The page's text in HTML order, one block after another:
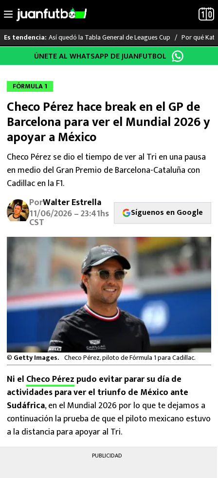
al
Es tendencia: Así quedó la Tabla General de Leagues Cup Por qué
LO ÚLTIMO
LIGA MX
RAYADOS
PUMAS
ATLANTE
SELECCIÓN MEXICANA
FUTBOL INTERNACIONAL
MEXICANOS EN EL EXTRANJERO
FUTBOL ESTUFA
FÓRMULA 1
BOXEO
NFL
ÚNETE AL WHATSAPP DE JUANFUTBOL
FÓRMULA 1
Checo Pérez hace break en el GP de
Barcelona para ver el Mundial 2026 y
apoyar a México
Checo Pérez se dio el tiempo de ver al Tri en una pausa
en medio del Gran Premio de Barcelona-Cataluña con
Cadillac en la F1.
PorWalter Estrella
11/06/2026 – 23:41hs
CST
Síguenos en Google
© Getty Images. Checo Pérez, piloto de Fórmula 1 para Cadillac.
Ni el Checo Pérez pudo evitar parar su día de
actividades para ver el triunfo de México ante
Sudáfrica, en el Mundial 2026 por lo que te dejamos a
continuación la prueba de que el piloto mexicano estuvo
a la distancia para apoyar al Tri.
PUBLICIDAD